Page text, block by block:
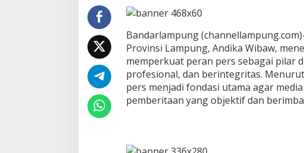
Bandarlampung
Provinsi Lampung, Andika Wibaw,
memperkuat peran pers sebagai pilar
profesional, dan berintegritas.
pers menjadi fondasi utama agar
pemberitaan yang objektif dan